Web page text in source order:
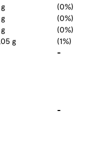
(0%)
(0%)
(0%)
g
(1%)
-
-